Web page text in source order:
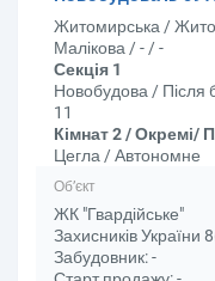
Житомирська /
Малікова / - / -
Секція 1
Новобудова / Після
11
Кімнат 2 / Окремі/
Цегла / Автономне
Об’єкт
ЖК "Гвардійське"
Захисників України
Забудовник: -